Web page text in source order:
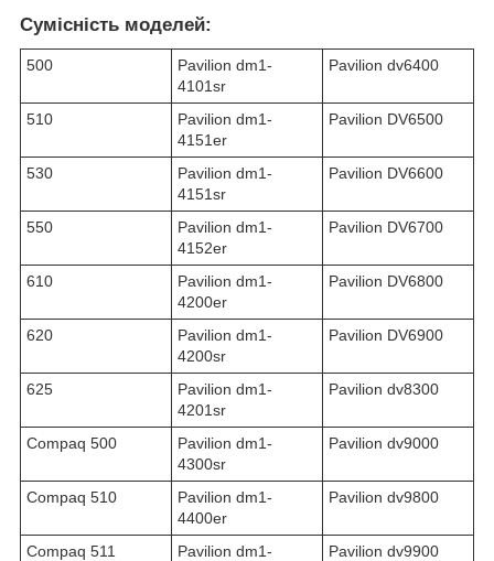
Сумісність моделей:
500
Pavilion dm1-
4101sr
Pavilion dv6400
510
Pavilion dm1-
4151er
Pavilion DV6500
530
Pavilion dm1-
4151sr
Pavilion DV6600
550
Pavilion dm1-
4152er
Pavilion DV6700
610
Pavilion dm1-
4200er
Pavilion DV6800
620
Pavilion dm1-
4200sr
Pavilion DV6900
625
Pavilion dm1-
4201sr
Pavilion dv8300
Compaq 500
Pavilion dm1-
4300sr
Pavilion dv9000
Compaq 510
Pavilion dm1-
4400er
Pavilion dv9800
Compaq 511
Pavilion dm1-
Pavilion dv9900